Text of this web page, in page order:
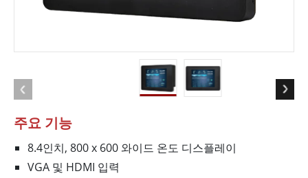
주요 기능
8.4인치, 800 x 600 와이드 온도 디스플레이
VGA 및 HDMI 입력